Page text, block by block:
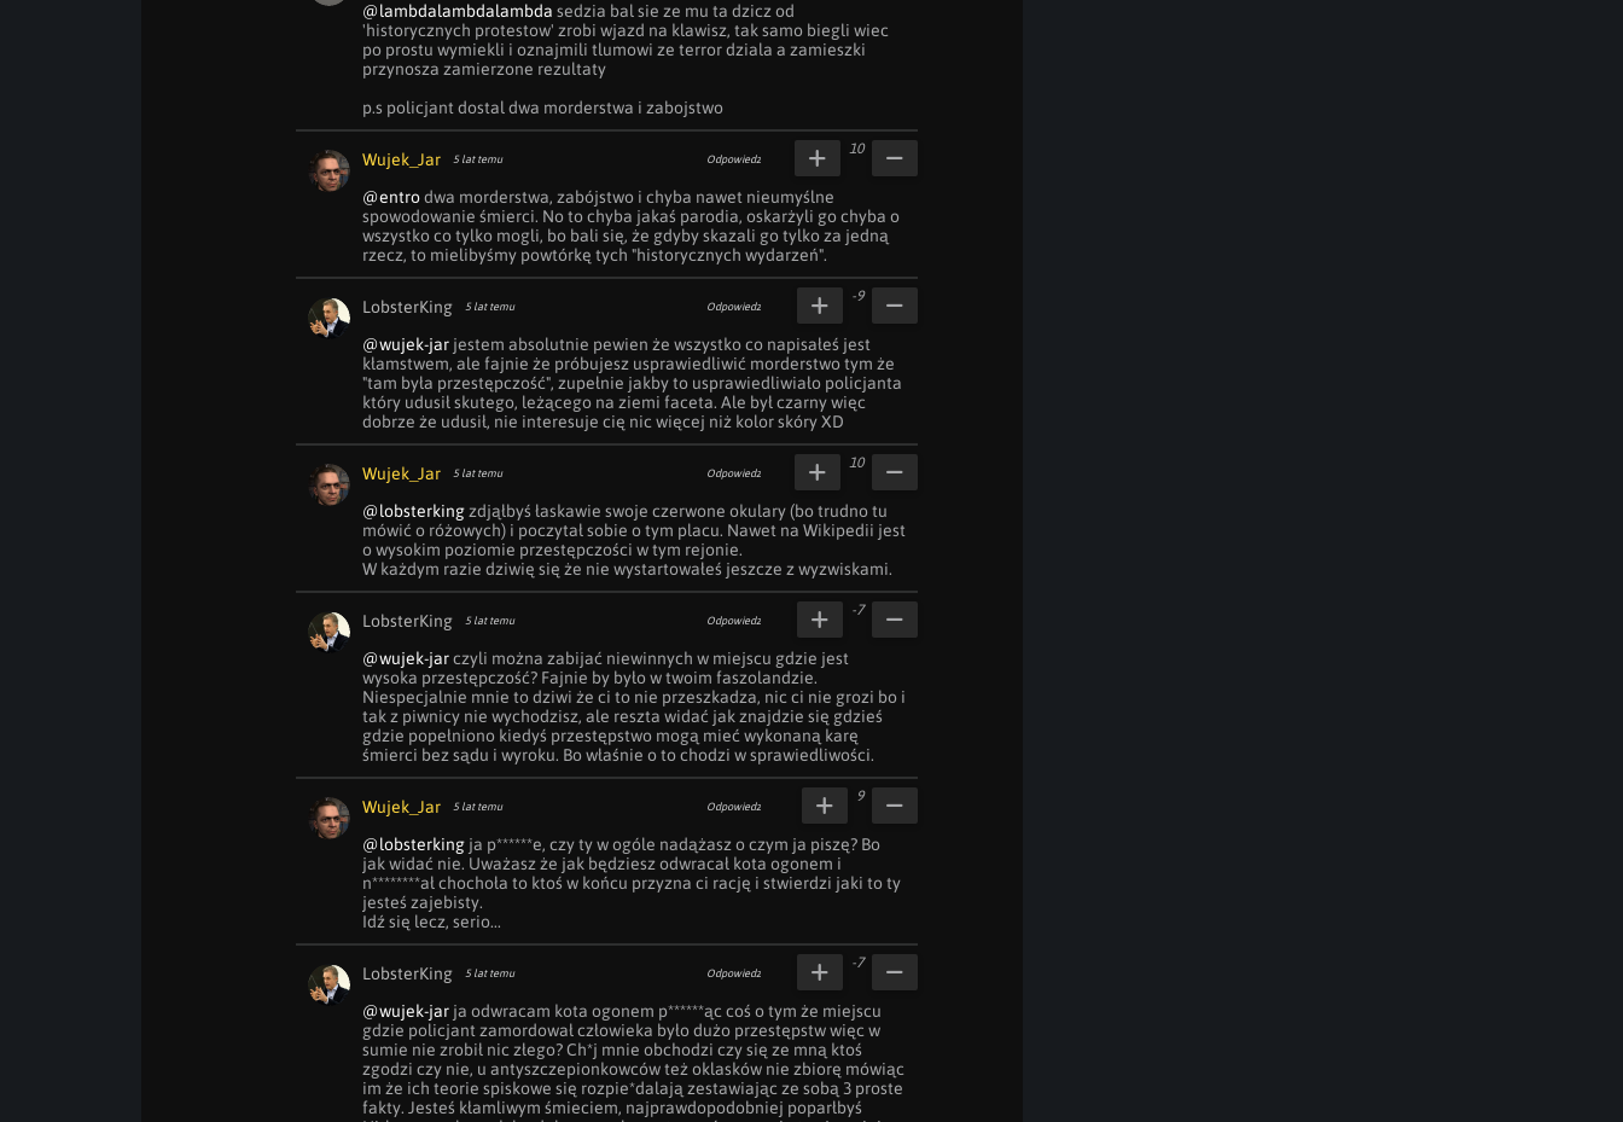
@lambdalambdalambda sedzia bal sie ze mu ta dzicz od
'historycznych protestow' zrobi wjazd na klawisz, tak samo biegli wiec
po prostu wymiekli i oznajmili tlumowi ze terror dziala a zamieszki
przynosza zamierzone rezultaty
p.s policjant dostal dwa morderstwa i zabojstwo
Wujek_Jar 5 lat temu Odpowiedz
@entro dwa morderstwa, zabójstwo i chyba nawet nieumyślne
spowodowanie śmierci. No to chyba jakaś parodia, oskarżyli go chyba o
wszystko co tylko mogli, bo bali się, że gdyby skazali go tylko za jedną
rzecz, to mielibyśmy powtórkę tych "historycznych wydarzeń".
10
LobsterKing 5 lat temu Odpowiedz
@wujek-jar jestem absolutnie pewien że wszystko co napisałeś jest
kłamstwem, ale fajnie że próbujesz usprawiedliwić morderstwo tym że
"tam była przestępczość", zupełnie jakby to usprawiedliwiało policjanta
który udusił skutego, leżącego na ziemi faceta. Ale był czarny więc
dobrze że udusił, nie interesuje cię nic więcej niż kolor skóry XD
-9
Wujek_Jar 5 lat temu Odpowiedz
@lobsterking zdjąłbyś łaskawie swoje czerwone okulary (bo trudno tu
mówić o różowych) i poczytał sobie o tym placu. Nawet na Wikipedii jest
o wysokim poziomie przestępczości w tym rejonie.
W każdym razie dziwię się że nie wystartowałeś jeszcze z wyzwiskami.
10
LobsterKing 5 lat temu Odpowiedz
@wujek-jar czyli można zabijać niewinnych w miejscu gdzie jest
wysoka przestępczość? Fajnie by było w twoim faszolandzie.
Niespecjalnie mnie to dziwi że ci to nie przeszkadza, nic ci nie grozi bo i
tak z piwnicy nie wychodzisz, ale reszta widać jak znajdzie się gdzieś
gdzie popełniono kiedyś przestępstwo mogą mieć wykonaną karę
śmierci bez sądu i wyroku. Bo właśnie o to chodzi w sprawiedliwości.
-7
Wujek_Jar 5 lat temu Odpowiedz
@lobsterking ja p******e, czy ty w ogóle nadążasz o czym ja piszę? Bo
jak widać nie. Uważasz że jak będziesz odwracał kota ogonem i
n********ał chochoła to ktoś w końcu przyzna ci rację i stwierdzi jaki to ty
jesteś zajebisty.
Idź się lecz, serio...
9
LobsterKing 5 lat temu Odpowiedz
@wujek-jar ja odwracam kota ogonem p******ąc coś o tym że miejscu
gdzie policjant zamordował człowieka było dużo przestępstw więc w
sumie nie zrobił nic złego? Ch*j mnie obchodzi czy się ze mną ktoś
zgodzi czy nie, u antyszczepionkowców też oklasków nie zbiorę mówiąc
im że ich teorie spiskowe się rozpie*dalają zestawiając ze sobą 3 proste
fakty. Jesteś kłamliwym śmieciem, najprawdopodobniej poparłbyś
-7